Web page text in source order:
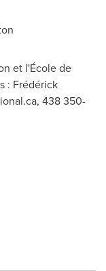
et l'École de
: Frédérick
, 438 350-